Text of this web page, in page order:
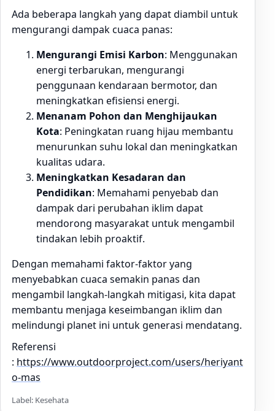
Ada beberapa langkah yang dapat diambil untuk
mengurangi dampak cuaca panas:
Mengurangi Emisi Karbon: Menggunakan
energi terbarukan, mengurangi
penggunaan kendaraan bermotor, dan
meningkatkan efisiensi energi.
Menanam Pohon dan Menghijaukan
Kota: Peningkatan ruang hijau membantu
menurunkan suhu lokal dan meningkatkan
kualitas udara.
Meningkatkan Kesadaran dan
Pendidikan: Memahami penyebab dan
dampak dari perubahan iklim dapat
mendorong masyarakat untuk mengambil
tindakan lebih proaktif.
Dengan memahami faktor-faktor yang
menyebabkan cuaca semakin panas dan
mengambil langkah-langkah mitigasi, kita dapat
membantu menjaga keseimbangan iklim dan
melindungi planet ini untuk generasi mendatang.
Referensi
: https://www.outdoorproject.com/users/heriyant
o-mas
Label: Kesehata